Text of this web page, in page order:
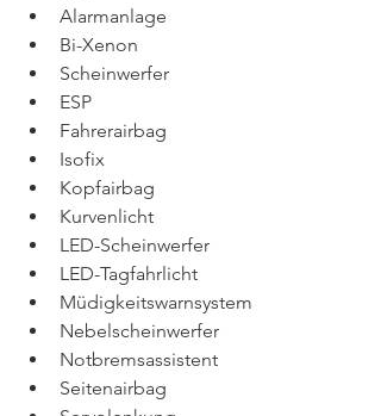
Alarmanlage
Bi-Xenon
Scheinwerfer
ESP
Fahrerairbag
Isofix
Kopfairbag
Kurvenlicht
LED-Scheinwerfer
LED-Tagfahrlicht
Müdigkeitswarnsystem
Nebelscheinwerfer
Notbremsassistent
Seitenairbag